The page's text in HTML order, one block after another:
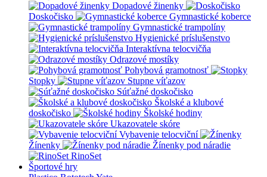
Dopadové žinenky
Doskočisko
Gymnastické koberce
Gymnastické trampolíny
Hygienické príslušenstvo
Interaktívna telocvičňa
Odrazové mostíky
Pohybová gramotnosť
Stopky
Stupne víťazov
Súťažné doskočisko
Školské a klubové
doskočisko
Školské hodiny
Ukazovatele skóre
Vybavenie telocviční
Žínenky
Žínenky pod náradie
RinoSet
Športové hry